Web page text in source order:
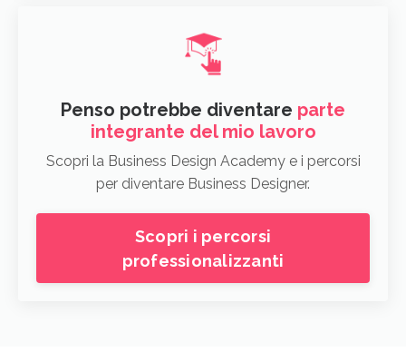
Penso potrebbe diventare parte
integrante del mio lavoro
Scopri la Business Design Academy e i percorsi
per diventare Business Designer.
Scopri i percorsi
professionalizzanti